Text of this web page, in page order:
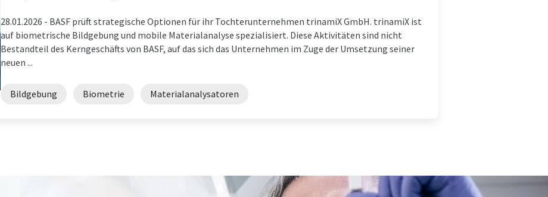
28.01.2026 - BASF prüft strategische Optionen für ihr Tochterunternehmen trinamiX GmbH. trinamiX ist
auf biometrische Bildgebung und mobile Materialanalyse spezialisiert. Diese Aktivitäten sind nicht
Bestandteil des Kerngeschäfts von BASF, auf das sich das Unternehmen im Zuge der Umsetzung seiner
neuen ...
Bildgebung Biometrie Materialanalysatoren